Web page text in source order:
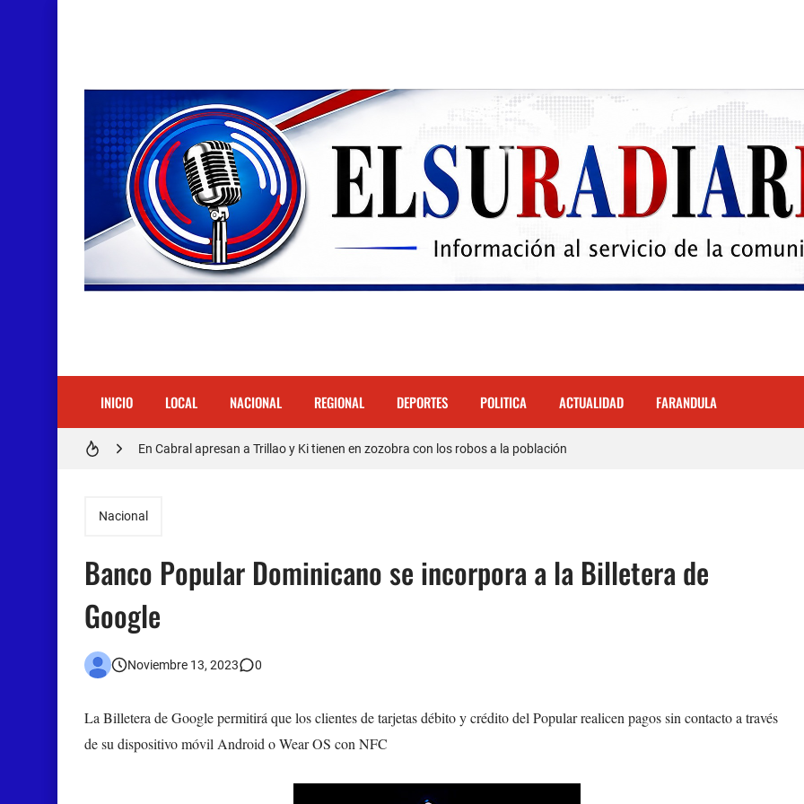
INICIO LOCAL NACIONAL REGIONAL DEPORTES POLITICA ACTUALIDAD FARANDULA
Doctora Magandys Cuevas maltrata pacientes en el Hospital de Cabral.
Detienen policía con presunta cocaína en Barahona
Distrito Educativo 01-04 de Cabral Cancela a mas de 120 empleados; incluyendo una mujer Embarazada
En Cabral apresan a Trillao y Ki tienen en zozobra con los robos a la población
Otro muerto en el Municipio de Cabral por Accidente de Tránsito
Asaltantes hieren de bala joven Cabraleño en la carretera Cabral – Barahona
Nacional
Banco Popular Dominicano se incorpora a la Billetera de
Google
Noviembre 13, 2023 0
La Billetera de Google permitirá que los clientes de tarjetas débito y crédito del Popular realicen pagos sin contacto a través
de su dispositivo móvil Android o Wear OS con NFC